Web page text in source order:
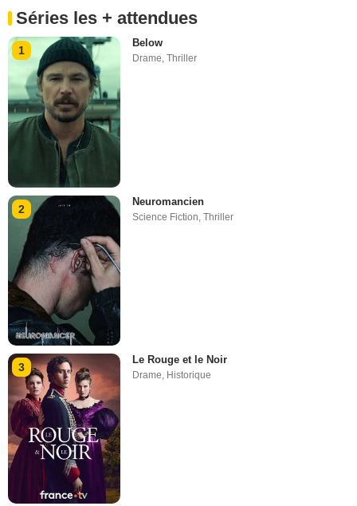
Séries les + attendues
1
Below
Drame,Thriller
2
Neuromancien
Science Fiction ,Thriller
3
Le Rouge et le Noir
Drame, Historique